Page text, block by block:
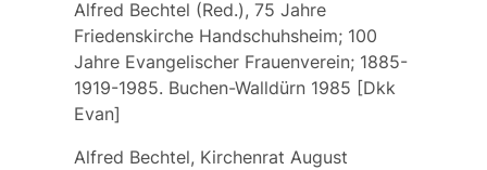
Alfred Bechtel (Red.), 75 Jahre
Friedenskirche Handschuhsheim; 100
Jahre Evangelischer Frauenverein; 1885-
1919-1985. Buchen-Walldürn 1985 [Dkk
Evan]
Alfred Bechtel, Kirchenrat August